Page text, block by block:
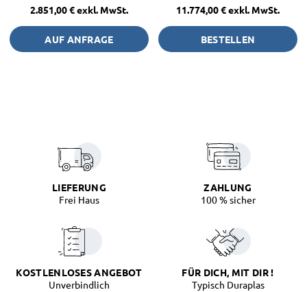
2.851,00 €exkl. MwSt.
AUF ANFRAGE
11.774,00 €exkl. MwSt.
BESTELLEN
LIEFERUNG
Frei Haus
ZAHLUNG
100 % sicher
KOSTLENLOSES ANGEBOT
Unverbindlich
FÜR DICH, MIT DIR !
Typisch Duraplas